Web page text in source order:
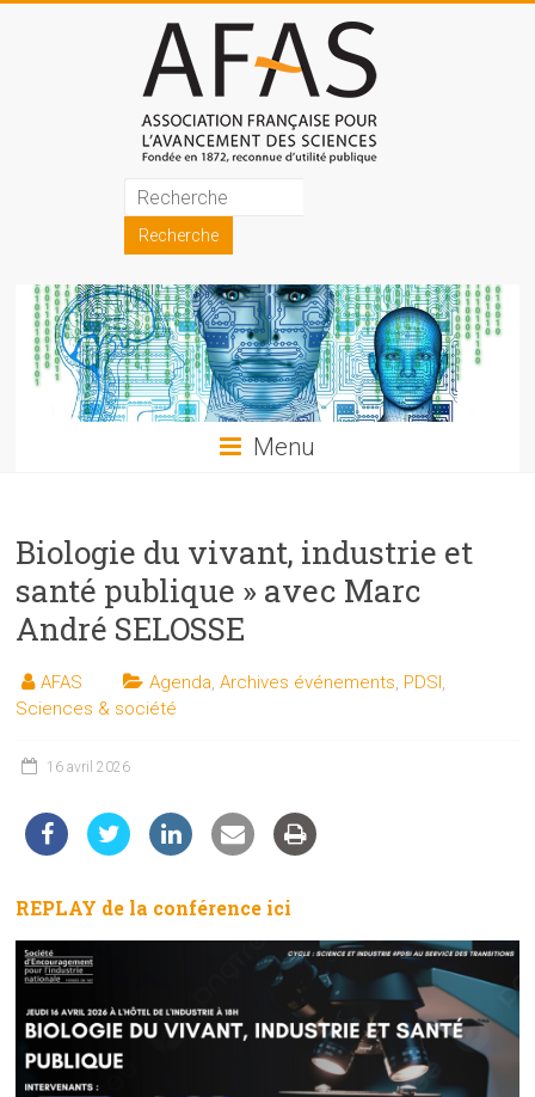
Association
française
pour
l'avancement
des
sciences
les
sciences
et
les
auprès
public
Menu
Biologie du vivant, industrie et
santé publique » avec Marc
André SELOSSE
AFAS Agenda ,Archives événements PDSI
Sciences & société
16 avril 2026
REPLAY de la conférence ici